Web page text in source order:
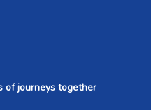
of journeys together